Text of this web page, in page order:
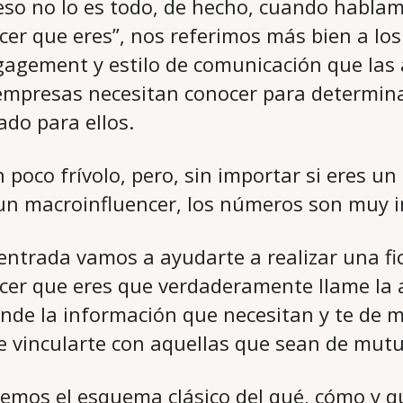
no lo es todo, de hecho, cuando
que eres”, nos referimos más bien a
y estilo de comunicación que las
necesitan conocer para
para ellos.
poco frívolo, pero, sin importar si eres
macroinfluencer, los números son muy
vamos a ayudarte a realizar una
que eres que verdaderamente llame la
la información que necesitan y te de
vincularte con aquellas que sean de
el esquema clásico del qué, cómo y